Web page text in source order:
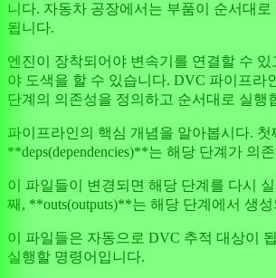
니다. 자동차 공장에서는 부품이 순서대
됩니다.
엔진이 장착되어야 변속기를 연결할 수 있
야 도색을 할 수 있습니다. DVC 파이프라
단계의 의존성을 정의하고 순서대로 실행
파이프라인의 핵심 개념을 알아봅시다. 첫
**deps(dependencies)**는 해당 단계가 의
이 파일들이 변경되면 해당 단계를 다시
째, **outs(outputs)**는 해당 단계에서 생
이 파일들은 자동으로 DVC 추적 대상이
실행할 명령어입니다.